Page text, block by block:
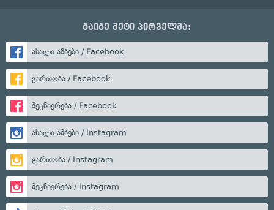
გაიგე მეტი პირველმა:
ახალი ამბები / Facebook
გართობა / Facebook
მეცნიერება / Facebook
ახალი ამბები / Instagram
გართობა / Instagram
მეცნიერება / Instagram